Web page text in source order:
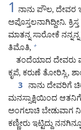
1 ನಾನು ಪೌಲ, ದೇವರ
ಅಪೊಸ್ತಲನಾಗಿದ್ದೀನಿ.
ಮಾತನ್ನ ಸಾರೋಕೆ
ತಿಮೊತಿ, +
ತಂದೆಯಾದ ದೇವರು
ಕೃಪೆ, ಕರುಣೆ ತೋರಿಸ್ಲಿ,
3 ನಾನು ದೇವರಿಗೆ
ಮನಸ್ಸಾಕ್ಷಿಯಿಂದ ಆತನಿಗೆ
ಅಂಗಲಾಚಿ ಬೇಡುವಾಗ
ಕಣ್ಣೀರು ಇಟ್ಟಿದ್ದು